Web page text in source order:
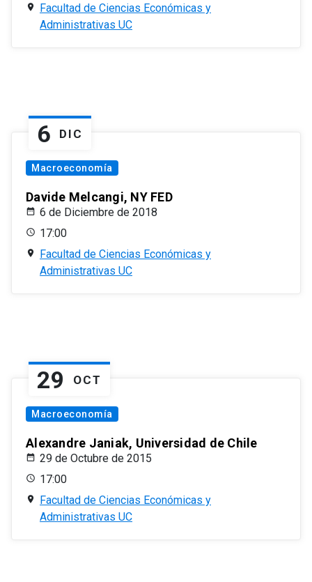
Facultad de Ciencias Económicas y
Administrativas UC
6 DIC
Macroeconomía
Davide Melcangi, NY FED
6 de Diciembre de 2018
17:00
Facultad de Ciencias Económicas y
Administrativas UC
29 OCT
Macroeconomía
Alexandre Janiak, Universidad de Chile
29 de Octubre de 2015
17:00
Facultad de Ciencias Económicas y
Administrativas UC